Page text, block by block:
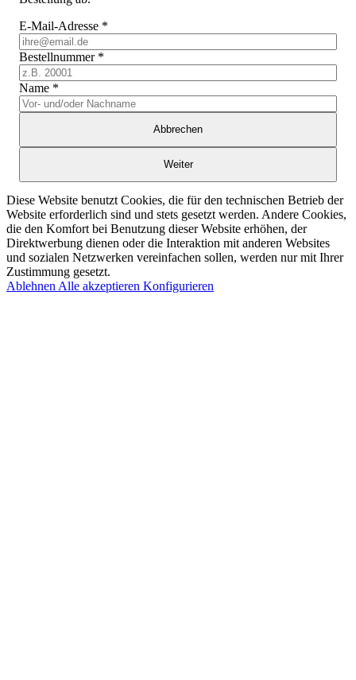
E-Mail-Adresse *
Bestellnummer *
Name *
Abbrechen
Weiter
Diese Website benutzt Cookies, die für den technischen Betrieb der
Website erforderlich sind und stets gesetzt werden. Andere Cookies,
die den Komfort bei Benutzung dieser Website erhöhen, der
Direktwerbung dienen oder die Interaktion mit anderen Websites
und sozialen Netzwerken vereinfachen sollen, werden nur mit Ihrer
Zustimmung gesetzt.
Ablehnen Alle akzeptieren Konfigurieren